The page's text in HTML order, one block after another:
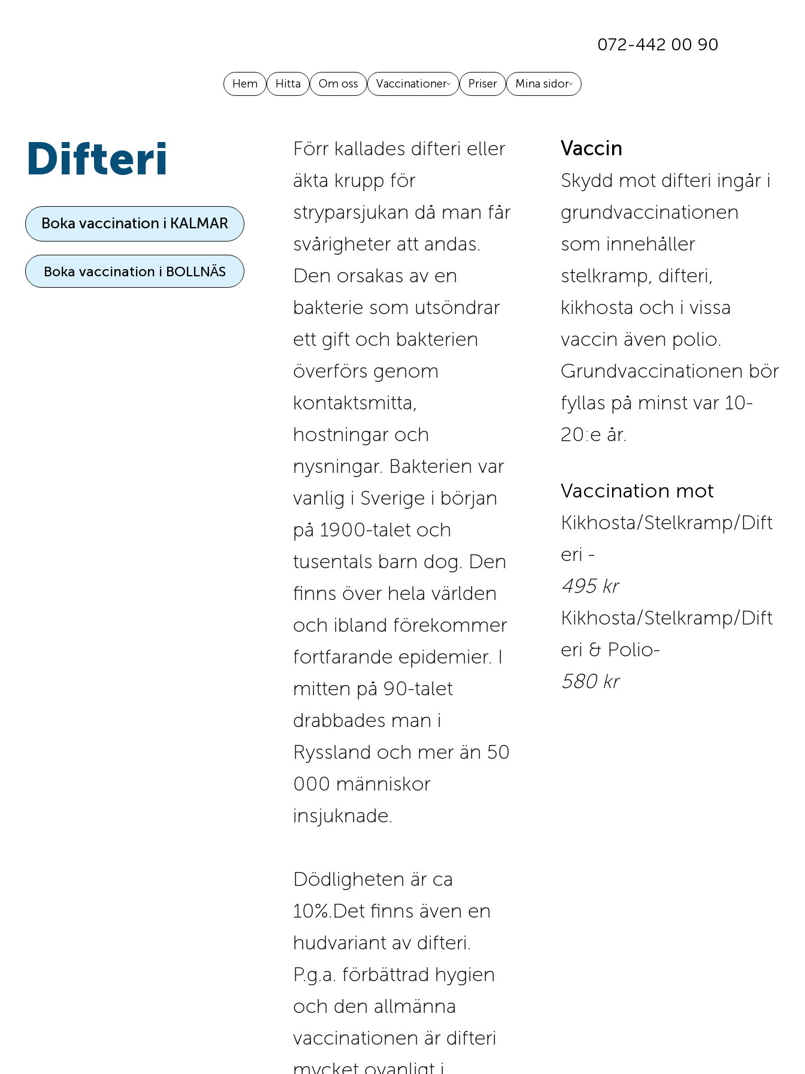
Hem Hitta Om oss Vaccinationer Priser Mina sidor
072-442 00 90
Difteri
Boka vaccination i KALMAR
Boka vaccination i BOLLNÄS
Förr kallades difteri eller
äkta krupp för
stryparsjukan då man får
svårigheter att andas.
Den orsakas av en
bakterie som utsöndrar
ett gift och bakterien
överförs genom
kontaktsmitta,
hostningar och
nysningar. Bakterien var
vanlig i Sverige i början
på 1900-talet och
tusentals barn dog. Den
finns över hela världen
och ibland förekommer
fortfarande epidemier. I
mitten på 90-talet
drabbades man i
Ryssland och mer än 50
000 människor
insjuknade.
Dödligheten är ca
10%.Det finns även en
hudvariant av difteri.
P.g.a. förbättrad hygien
och den allmänna
vaccinationen är difteri
Vaccin
Skydd mot difteri ingår i
grundvaccinationen
som innehåller
stelkramp, difteri,
kikhosta och i vissa
vaccin även polio.
Grundvaccinationen bör
fyllas på minst var 10-
20:e år.
Vaccination mot
Kikhosta/Stelkramp/Dift
eri -
495 kr
Kikhosta/Stelkramp/Dift
eri & Polio-
580 kr